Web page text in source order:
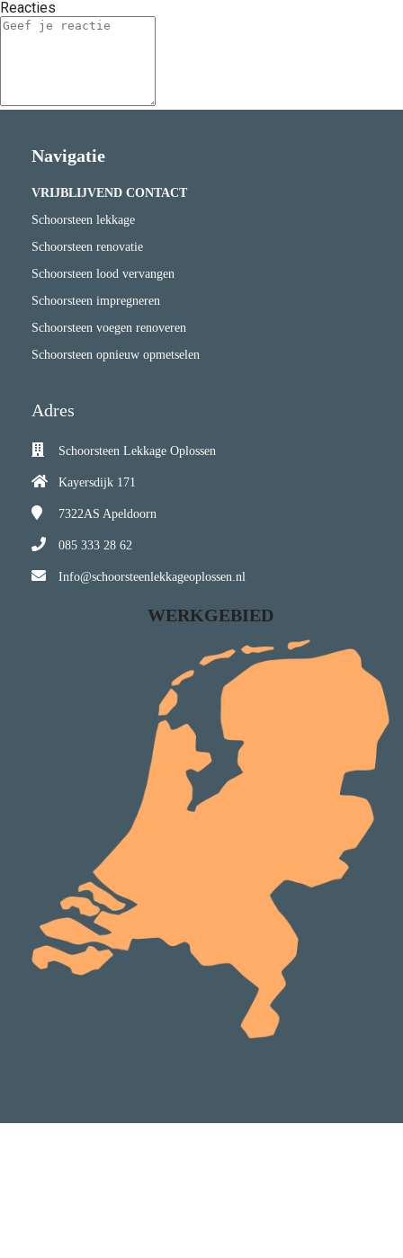
Reacties
Navigatie
VRIJBLIJVEND CONTACT
Schoorsteen lekkage
Schoorsteen renovatie
Schoorsteen lood vervangen
Schoorsteen impregneren
Schoorsteen voegen renoveren
Schoorsteen opnieuw opmetselen
Adres
Schoorsteen Lekkage Oplossen
Kayersdijk 171
7322AS Apeldoorn
085 333 28 62
Info@schoorsteenlekkageoplossen.nl
WERKGEBIED